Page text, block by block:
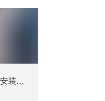
WZPK-236热电阻的接线，安装及测量